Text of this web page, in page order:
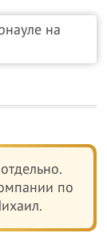
на
по